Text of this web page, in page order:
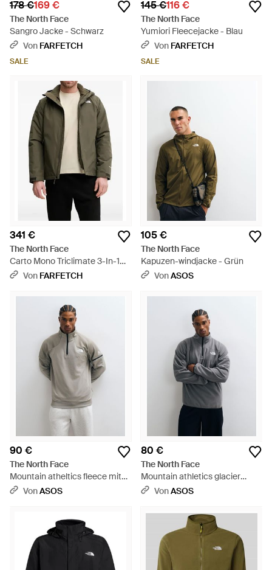
178 €169 €
The North Face
Sangro Jacke - Schwarz
Von FARFETCH
SALE
145 €116 €
The North Face
Yumiori Fleecejacke - Blau
Von FARFETCH
SALE
341 €
The North Face
Carto Mono Triclimate 3-In-1
Kapuzenjacke - Grün
Von FARFETCH
105 €
The North Face
Kapuzen-windjacke - Grün
VonASOS
90 €
The North Face
Mountain atheltics fleece mit
1/4-reißverschluss - Grau
VonASOS
80 €
The North Face
Mountain athletics glacier
fleece mit 1/4-reißverschluss -
VonASOS